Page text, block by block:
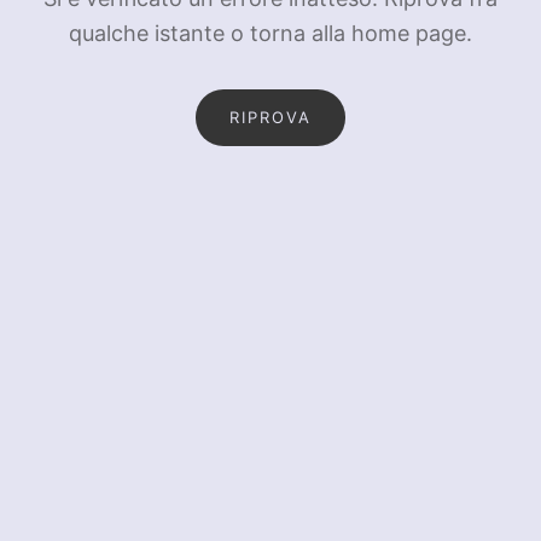
qualche istante o torna alla home page.
RIPROVA